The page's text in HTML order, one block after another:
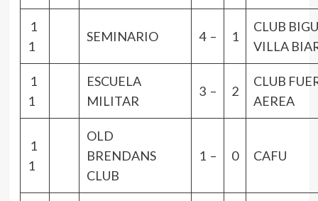
1
1
SEMINARIO 4 – 1
CLUB
VILLA
1
1
ESCUELA
MILITAR
3 – 2
CLUB
AEREA
1
1
OLD
BRENDANS
CLUB
1 – 0 CAFU